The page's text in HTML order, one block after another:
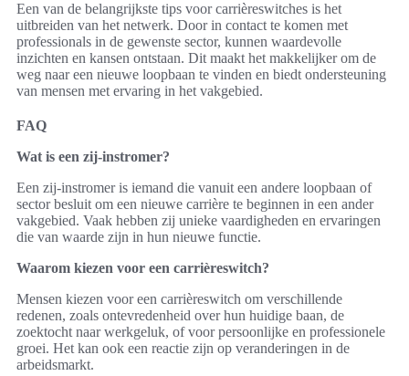
Een van de belangrijkste tips voor carrièreswitches is het
uitbreiden van het netwerk. Door in contact te komen met
professionals in de gewenste sector, kunnen waardevolle
inzichten en kansen ontstaan. Dit maakt het makkelijker om de
weg naar een nieuwe loopbaan te vinden en biedt ondersteuning
van mensen met ervaring in het vakgebied.
FAQ
Wat is een zij-instromer?
Een zij-instromer is iemand die vanuit een andere loopbaan of
sector besluit om een nieuwe carrière te beginnen in een ander
vakgebied. Vaak hebben zij unieke vaardigheden en ervaringen
die van waarde zijn in hun nieuwe functie.
Waarom kiezen voor een carrièreswitch?
Mensen kiezen voor een carrièreswitch om verschillende
redenen, zoals ontevredenheid over hun huidige baan, de
zoektocht naar werkgeluk, of voor persoonlijke en professionele
groei. Het kan ook een reactie zijn op veranderingen in de
arbeidsmarkt.